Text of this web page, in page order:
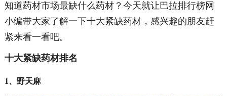
知道药材市场最缺什么药材？今天就让巴拉排行榜网
小编带大家了解一下十大紧缺药材，感兴趣的朋友赶
紧来看一看吧。
十大紧缺药材排名
1、野天麻